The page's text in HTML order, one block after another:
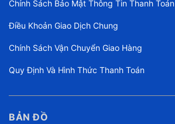
Chính Sách Bảo Mật Thông Tin Thanh Toán
Điều Khoản Giao Dịch Chung
Chính Sách Vận Chuyển Giao Hàng
Quy Định Và Hình Thức Thanh Toán
BẢN ĐỒ